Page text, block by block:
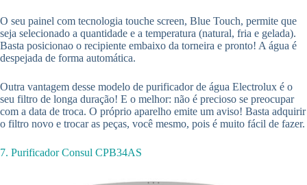
O seu painel com tecnologia touche screen, Blue Touch, permite que
seja selecionado a quantidade e a temperatura (natural, fria e gelada).
Basta posicionao o recipiente embaixo da torneira e pronto! A água é
despejada de forma automática.
Outra vantagem desse modelo de purificador de água Electrolux é o
seu filtro de longa duração! E o melhor: não é precioso se preocupar
com a data de troca. O próprio aparelho emite um aviso! Basta adquirir
o filtro novo e trocar as peças, você mesmo, pois é muito fácil de fazer.
7. Purificador Consul CPB34AS